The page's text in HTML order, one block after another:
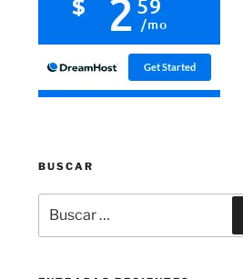
BUSCAR
por: